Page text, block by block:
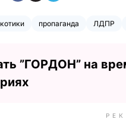
пропаганда ЛДПР
”ГОРДОН” на